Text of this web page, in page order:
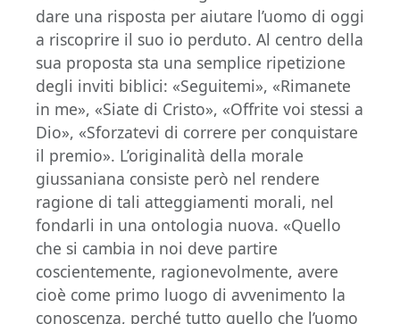
dare una risposta per aiutare l’uomo di oggi
a riscoprire il suo io perduto. Al centro della
sua proposta sta una semplice ripetizione
degli inviti biblici: «Seguitemi», «Rimanete
in me», «Siate di Cristo», «Offrite voi stessi a
Dio», «Sforzatevi di correre per conquistare
il premio». L’originalità della morale
giussaniana consiste però nel rendere
ragione di tali atteggiamenti morali, nel
fondarli in una ontologia nuova. «Quello
che si cambia in noi deve partire
coscientemente, ragionevolmente, avere
cioè come primo luogo di avvenimento la
conoscenza, perché tutto quello che l’uomo